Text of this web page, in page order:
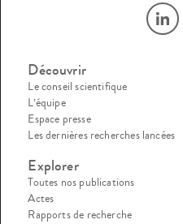
Découvrir
Le conseil scientifique
L’équipe
Espace presse
Les dernières recherches lancées
Explorer
Toutes nos publications
Actes
Rapports de recherche